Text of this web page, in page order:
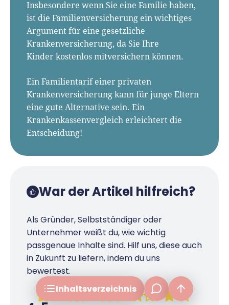
Insbesondere wenn Sie eine Familie haben,
ist die Familienversicherung ein wichtiges
Argument für eine gesetzliche
Krankenversicherung, da Sie Ihre
Kinder kostenlos mitversichern können.
Ein Familientarif einer privaten
Krankenversicherung kann für junge Eltern
eine gute Alternative sein. Ein
Krankenkassenvergleich erleichtert die
Entscheidung!
War der Artikel hilfreich?
Als Gründer, Selbstständiger oder
Unternehmer weißt du, wie wichtig
passgenaue Inhalte sind. Hilf uns, diese auch
in Zukunft zu liefern, indem du uns
bewertest.
Wer ist beitragsfrei (mit-)versichert?
Privater Familientarif
Tarifvergleich lohnt sich!
Krankenkassenwechsel: Achtung!
Fazit
Inhalts­verzeichnis
frage[at]fuer-gruender.de